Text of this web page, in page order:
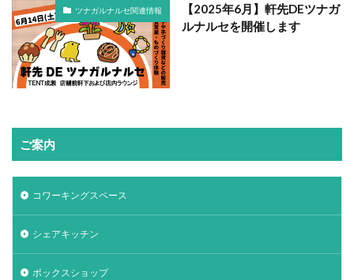
ツナガルナルセ関連情報
【2025年6月】軒先DEツナガ
ルナルセを開催します
ご案内
コワーキングスペース
シェアキッチン
ボックスショップ